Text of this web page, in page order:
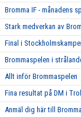
Bromma IF - månadens
Stark medverkan av
Final i
Brommaspelen i
Allt inför Brommaspelen
Fina resultat på DM i
Anmäl dig här till